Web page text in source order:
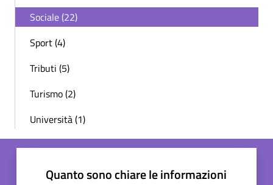
Sociale (22)
Sport (4)
Tributi (5)
Turismo (2)
Università (1)
Quanto sono chiare le informazioni